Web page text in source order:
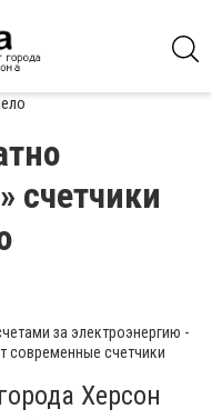
счетчики
за электроэнергию -
современные счетчики
Херсон